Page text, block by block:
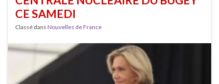
CE SAMEDI
Classé dans Nouvelles de France